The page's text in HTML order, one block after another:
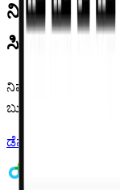
ನಿಮ್ಮ
ಸಿದ್ಧರಿದ್ದೀರಾ?
ನಿಮ್ಮ ಉಚಿತ 7-day
ಬುಕ್ ಮಾಡಿ.
ಡೆಮೋ ಬುಕ್ ಮಾಡಿ